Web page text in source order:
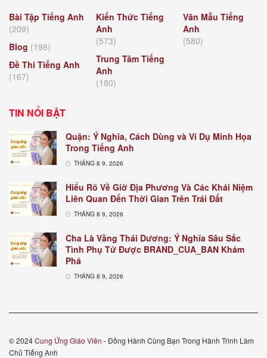
Bài Tập Tiếng Anh
(209)
Blog (198)
Đề Thi Tiếng Anh
(167)
Kiến Thức Tiếng
Anh
(573)
Trung Tâm Tiếng
Anh
(180)
Văn Mẫu Tiếng
Anh
(580)
TIN NỔI BẬT
Quận: Ý Nghĩa, Cách Dùng và Ví Dụ Minh Họa
Trong Tiếng Anh
THÁNG 8 9, 2026
Hiểu Rõ Về Giờ Địa Phương Và Các Khái Niệm
Liên Quan Đến Thời Gian Trên Trái Đất
THÁNG 8 9, 2026
Cha Là Vầng Thái Dương: Ý Nghĩa Sâu Sắc
Tình Phụ Tử Được BRAND_CUA_BAN Khám
Phá
THÁNG 8 9, 2026
© 2024Cung Ứng Giáo Viên - Đồng Hành Cùng Bạn Trong Hành Trình Làm
Chủ Tiếng Anh